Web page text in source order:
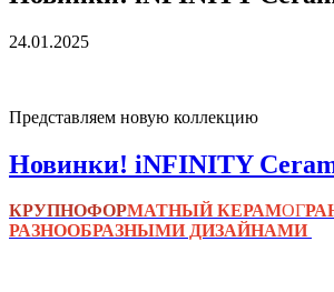
24.01.2025
Представляем новую коллекцию
Новинки! iNFINITY
КРУПНОФОРМАТНЫЙ КЕРАМОГ
РАЗНООБРАЗНЫМИ ДИЗАЙНАМИ